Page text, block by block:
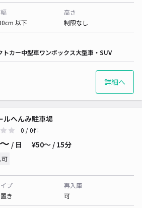
以下
高さ
制限なし
トカー中型車ワンボックス大型車・SUV
詳細へ
ルへんみ駐車場
0 / 0件
/ 日 ¥50〜 / 15分
可
プ
き
再入庫
可